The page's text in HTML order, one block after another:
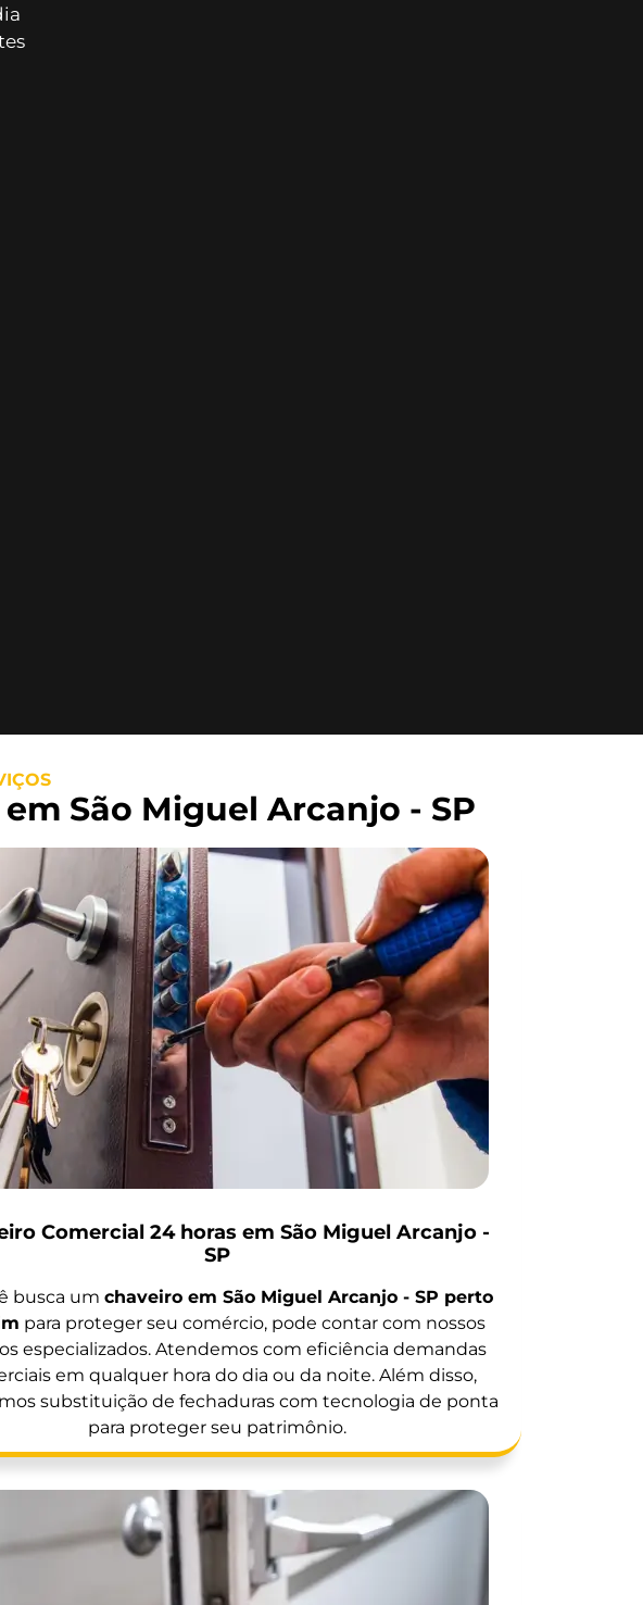
São Miguel Arcanjo - SP
Comercial 24 horas em São Miguel Arcanjo -
SP
busca um chaveiro em São Miguel Arcanjo - SP perto
para proteger seu comércio, pode contar com nossos
especializados. Atendemos com eficiência demandas
em qualquer hora do dia ou da noite. Além disso,
substituição de fechaduras com tecnologia de ponta
para proteger seu patrimônio.